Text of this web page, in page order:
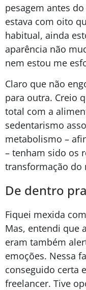
pesagem antes
estava com oito
habitual, ainda
aparência não
nem estou me
Claro que não
para outra. Creio
total com a
sedentarismo
metabolismo –
– tenham sido os
transformação do
De dentro
Fiquei mexida
Mas, entendi que
eram também
emoções. Nessa
conseguido certa
freelancer. Tive